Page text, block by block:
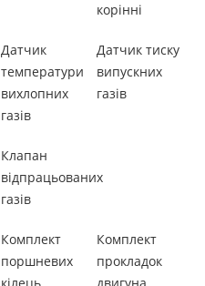
корінні
Датчик
температури
вихлопних
газів
Датчик тиску
випускних
газів
Клапан
відпрацьованих
газів
Комплект
поршневих
Комплект
прокладок